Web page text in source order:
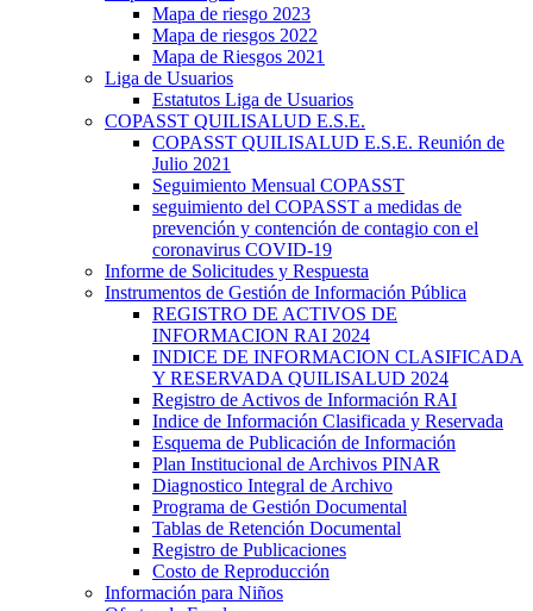
Mapa de riesgo 2023
Mapa de riesgos 2022
Mapa de Riesgos 2021
Liga de Usuarios
Estatutos Liga de Usuarios
COPASST QUILISALUD E.S.E.
COPASST QUILISALUD E.S.E. Reunión de
Julio 2021
Seguimiento Mensual COPASST
seguimiento del COPASST a medidas de
prevención y contención de contagio con el
coronavirus COVID-19
Informe de Solicitudes y Respuesta
Instrumentos de Gestión de Información Pública
REGISTRO DE ACTIVOS DE
INFORMACION RAI 2024
INDICE DE INFORMACION CLASIFICADA
Y RESERVADA QUILISALUD 2024
Registro de Activos de Información RAI
Indice de Información Clasificada y Reservada
Esquema de Publicación de Información
Plan Institucional de Archivos PINAR
Diagnostico Integral de Archivo
Programa de Gestión Documental
Tablas de Retención Documental
Registro de Publicaciones
Costo de Reproducción
Información para Niños